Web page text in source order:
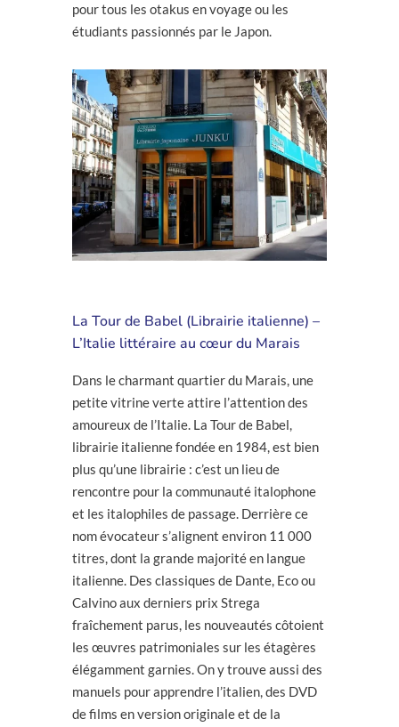
pour tous les otakus en voyage ou les
étudiants passionnés par le Japon.
La Tour de Babel (Librairie italienne) –
L’Italie littéraire au cœur du Marais
Dans le charmant quartier du Marais, une
petite vitrine verte attire l’attention des
amoureux de l’Italie. La Tour de Babel,
librairie italienne fondée en 1984, est bien
plus qu’une librairie : c’est un lieu de
rencontre pour la communauté italophone
et les italophiles de passage. Derrière ce
nom évocateur s’alignent environ 11 000
titres, dont la grande majorité en langue
italienne. Des classiques de Dante, Eco ou
Calvino aux derniers prix Strega
fraîchement parus, les nouveautés côtoient
les œuvres patrimoniales sur les étagères
élégamment garnies. On y trouve aussi des
manuels pour apprendre l’italien, des DVD
de films en version originale et de la